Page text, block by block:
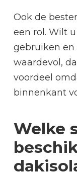
Ook de
een rol. Wilt
gebruiken
waardevol,
voordeel
binnenkant
Welke